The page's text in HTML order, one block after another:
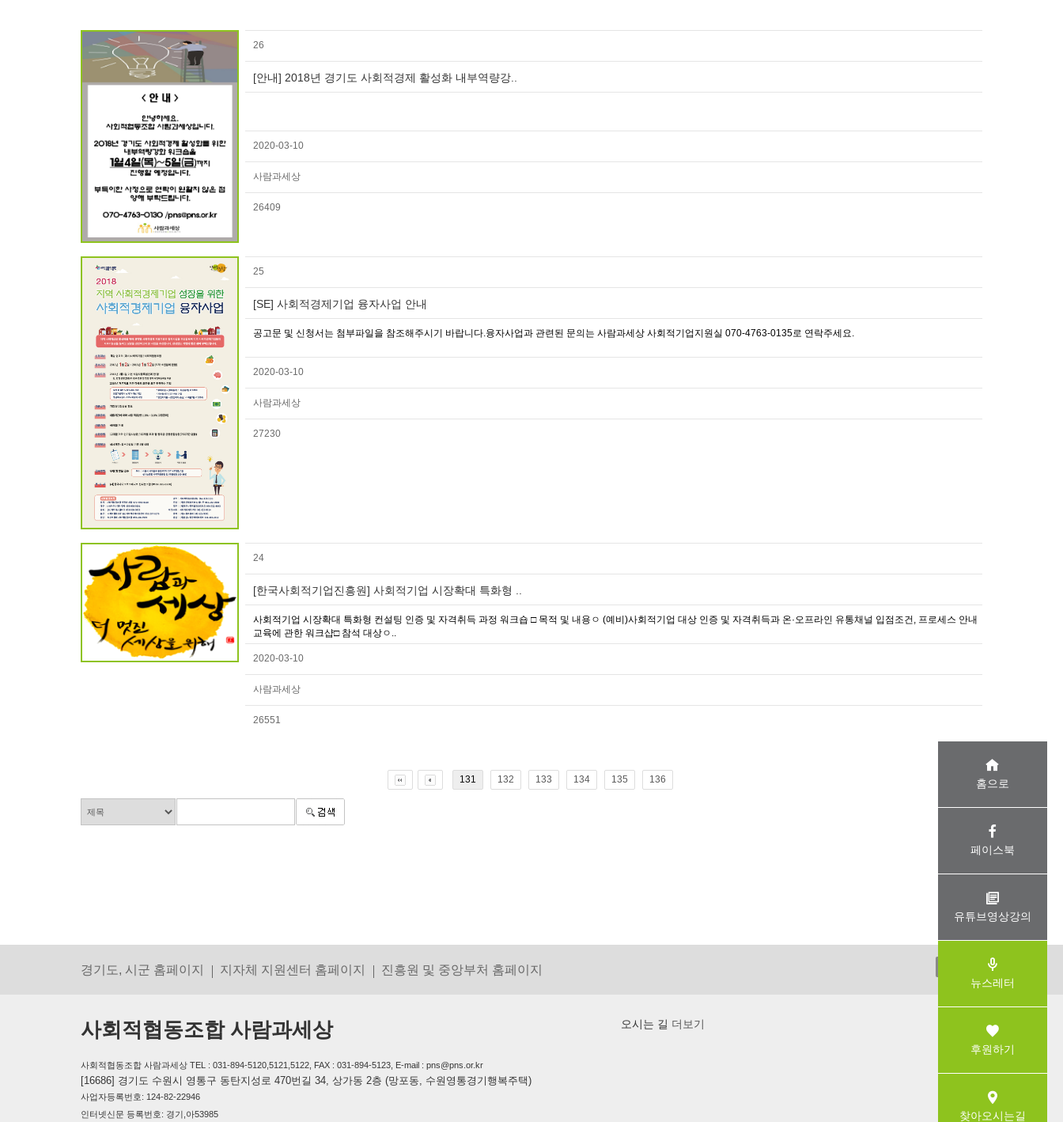
26
[안내] 2018년 경기도 사회적경제 활성화 내부역량강..
2020-03-10
사람과세상
26409
25
[SE] 사회적경제기업 융자사업 안내
공고문 및 신청서는 첨부파일을 참조해주시기 바랍니다.융자사업과 관련된 문의는 사람과세상 사회적기업지원실 070-4763-0135로 연락주세요.
2020-03-10
사람과세상
27230
24
[한국사회적기업진흥원] 사회적기업 시장확대 특화형 ..
사회적기업 시장확대 특화형 컨설팅 인증 및 자격취득 과정 워크숍 □ 목적 및 내용ㅇ (예비)사회적기업 대상 인증 및 자격취득과 온·오프라인 유통채널 입점조건, 프로세스 안내
교육에 관한 워크샵□ 참석 대상ㅇ..
2020-03-10
사람과세상
26551
131 132 133 134 135 136 홈으로
페이스북
유튜브영상강의
뉴스레터
후원하기
찾아오시는길
경기도, 시군 홈페이지 지자체 지원센터 홈페이지 진흥원 및 중앙부처 홈페이지
사회적협동조합 사람과세상
사회적협동조합 사람과세상 TEL : 031-894-5120,5121,5122, FAX : 031-894-5123, E-mail : pns@pns.or.kr
[16686] 경기도 수원시 영통구 동탄지성로 470번길 34, 상가동 2층 (망포동, 수원영통경기행복주택)
사업자등록번호: 124-82-22946
인터넷신문 등록번호: 경기,아53985
오시는 길 더보기